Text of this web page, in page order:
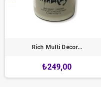
Rich Multi Decor...
₺249,00